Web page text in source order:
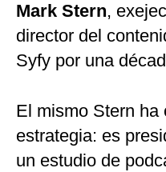
Mark Stern,
director del
Syfy por una
El mismo Stern ha
estrategia: es
un estudio de